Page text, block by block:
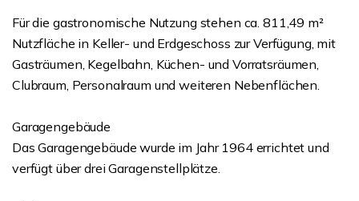
Für die gastronomische Nutzung stehen ca. 811,49 m²
Nutzfläche in Keller- und Erdgeschoss zur Verfügung, mit
Gasträumen, Kegelbahn, Küchen- und Vorratsräumen,
Clubraum, Personalraum und weiteren Nebenflächen.
Garagengebäude
Das Garagengebäude wurde im Jahr 1964 errichtet und
verfügt über drei Garagenstellplätze.